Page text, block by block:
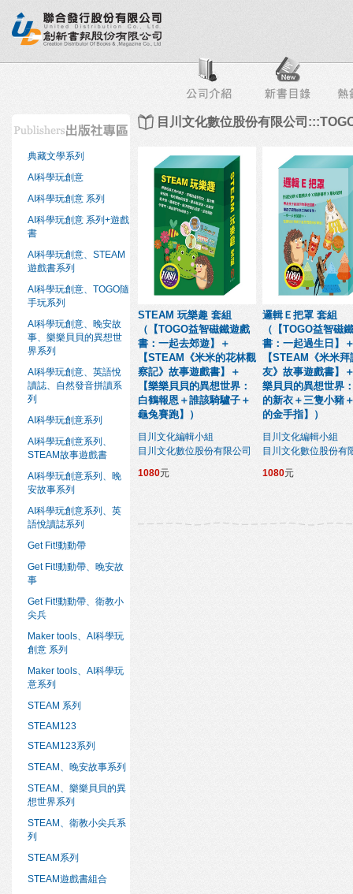
榜 出版社專區 書店專區 目錄下載 會員服務
典藏文學系列
AI科學玩創意
AI科學玩創意 系列
AI科學玩創意 系列+遊戲
書
AI科學玩創意、STEAM
遊戲書系列
AI科學玩創意、TOGO隨
手玩系列
AI科學玩創意、晚安故
事、樂樂貝貝的異想世
界系列
AI科學玩創意、英語悅
讀誌、自然發音拼讀系
列
AI科學玩創意系列
AI科學玩創意系列、
STEAM故事遊戲書
AI科學玩創意系列、晚
安故事系列
AI科學玩創意系列、英
語悅讀誌系列
Get Fit!動動帶
Get Fit!動動帶、晚安故
事
Get Fit!動動帶、衛教小
尖兵
Maker tools、AI科學玩
創意 系列
Maker tools、AI科學玩
意系列
STEAM 系列
STEAM123
STEAM123系列
STEAM、晚安故事系列
STEAM、樂樂貝貝的異
想世界系列
STEAM、衛教小尖兵系
列
STEAM系列
STEAM遊戲書組合
目川文化數位股份有限公司
STEAM 玩樂趣 套組
（【TOGO益智磁鐵遊戲
書：一起去郊遊】＋
【STEAM《米米的花林觀
察記》故事遊戲書】＋
【樂樂貝貝的異想世界：
白鶴報恩＋誰該騎驢子＋
龜兔賽跑】）
目川文化編輯小組
目川文化數位股份有限公司
1080元
邏輯Ｅ把罩 套組
（【TOGO益智磁
書：一起過生日】
【STEAM《米米
友》故事遊戲書】
樂貝貝的異想世界
的新衣＋三隻小豬
的金手指】）
目川文化編輯小組
目川文化數位股份有
1080元